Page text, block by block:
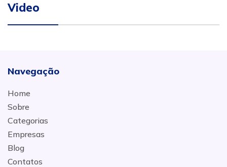
Video
Navegação
Home
Sobre
Categorias
Empresas
Blog
Contatos